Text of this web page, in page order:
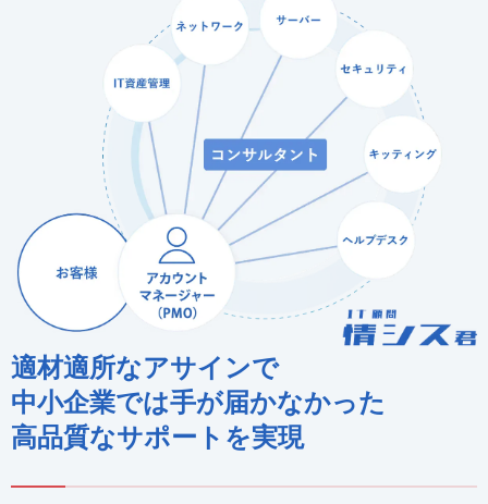
適材適所なアサインで
中小企業では手が届かなかった
高品質なサポートを実現